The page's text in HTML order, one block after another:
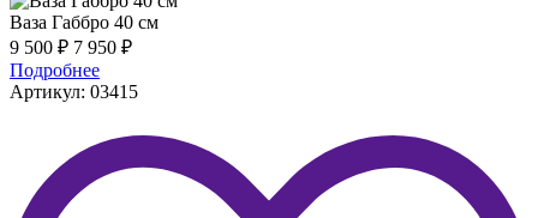
Ваза Габбро 40 см
9 500 ₽ 7 950 ₽
Подробнее
Артикул: 03415